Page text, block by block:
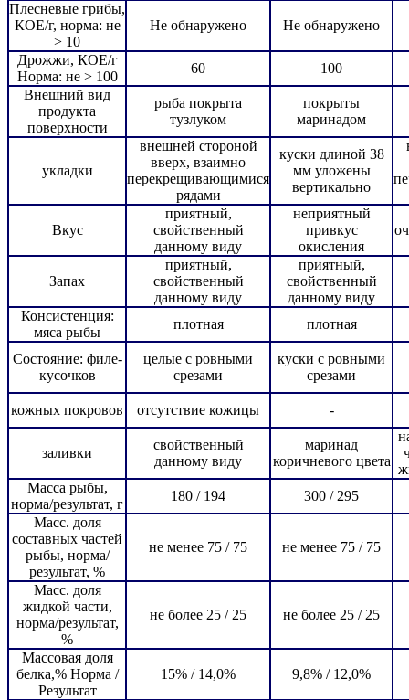
Плесневые грибы,
КОЕ/г, норма: не
> 10
Не обнаружено Не обнаружено
Дрожжи, КОЕ/г
Норма: не > 100
60
100
Внешний вид
продукта
поверхности
рыба покрыта
тузлуком
покрыты
маринадом
укладки
внешней стороной
вверх, взаимно
перекрещивающимися
рядами
куски длиной 38
мм уложены
вертикально
Вкус
приятный,
свойственный
данному виду
неприятный
привкус
окисления
Запах
приятный,
свойственный
данному виду
приятный,
свойственный
данному виду
Консистенция:
мяса рыбы
плотная плотная
Состояние: филе-
кусочков
целые с ровными
срезами
куски с ровными
срезами
кожных покровов отсутствие кожицы -
заливки
свойственный
данному виду
маринад
коричневого цвета
Масса рыбы,
норма/результат, г
180 / 194
300 / 295
Масс. доля
составных частей
рыбы, норма/
результат, %
не менее 75 / 75 не менее 75 / 75
Масс. доля
жидкой части,
норма/результат,
%
не более 25 / 25 не более 25 / 25
Массовая доля
белка,% Норма /
Результат
15% / 14,0% 9,8% / 12,0%